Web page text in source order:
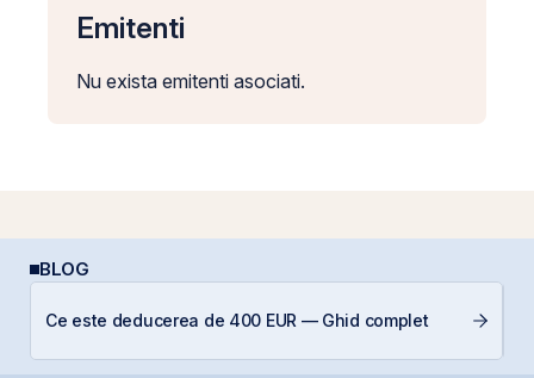
Emitenti
Nu exista emitenti asociati.
BLOG
Ce este deducerea de 400 EUR — Ghid complet